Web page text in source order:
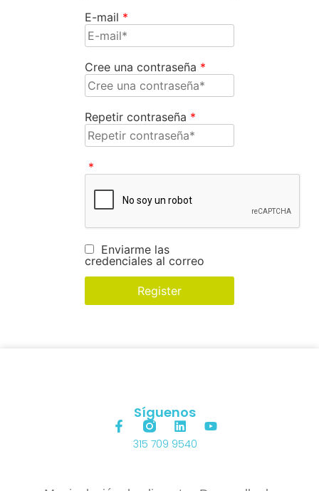
E-mail *
Cree una contraseña *
Repetir contraseña *
*
Enviarme las
credenciales al correo
Síguenos
315 709 9540